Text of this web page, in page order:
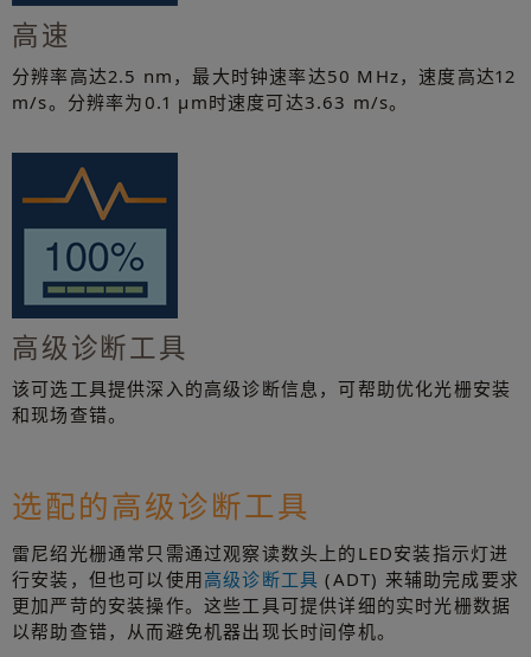
高速
分辨率高达2.5 nm，最大时钟速率达50 MHz，速度高达12
m/s。分辨率为0.1 µm时速度可达3.63 m/s。
高级诊断工具
该可选工具提供深入的高级诊断信息，可帮助优化光栅安装
和现场查错。
选配的高级诊断工具
雷尼绍光栅通常只需通过观察读数头上的LED安装指示灯进
行安装，但也可以使用高级诊断工具 (ADT) 来辅助完成要求
更加严苛的安装操作。这些工具可提供详细的实时光栅数据
以帮助查错，从而避免机器出现长时间停机。